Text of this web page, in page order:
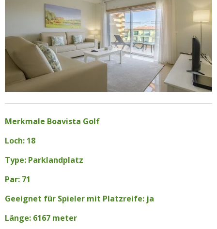
Merkmale Boavista Golf
Loch: 18
Type: Parklandplatz
Par: 71
Geeignet für Spieler mit Platzreife: ja
Länge: 6167 meter